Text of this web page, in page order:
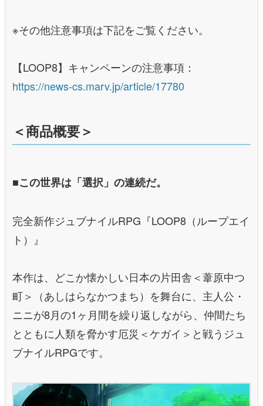
※その他注意事項は下記をご覧ください。
【LOOP8】キャンペーンの注意事項：
https://news-cs.marv.jp/article/17780
＜商品概要＞
■この世界は「選択」の連続だ。
完全新作ジュブナイルRPG『LOOP8（ループエイ
ト）』
本作は、どこか懐かしい日本の片田舎＜葦原中つ
町＞（あしはらなかつまち）を舞台に、主人公・
ニニが8月の1ヶ月間を繰り返しながら、仲間たち
とともに人類を脅かす厄災＜ケガイ＞と戦うジュ
ブナイルRPGです。